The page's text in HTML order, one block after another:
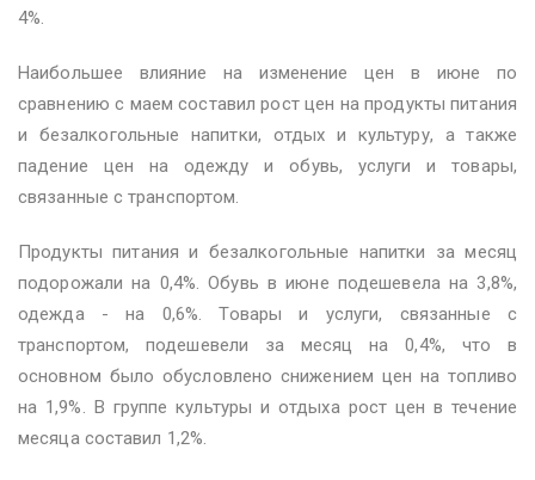
4%.
Наибольшее влияние на изменение цен в июне по
сравнению с маем составил рост цен на продукты питания
и безалкогольные напитки, отдых и культуру, а также
падение цен на одежду и обувь, услуги и товары,
связанные с транспортом.
Продукты питания и безалкогольные напитки за месяц
подорожали на 0,4%. Обувь в июне подешевела на 3,8%,
одежда - на 0,6%. Товары и услуги, связанные с
транспортом, подешевели за месяц на 0,4%, что в
основном было обусловлено снижением цен на топливо
на 1,9%. В группе культуры и отдыха рост цен в течение
месяца составил 1,2%.